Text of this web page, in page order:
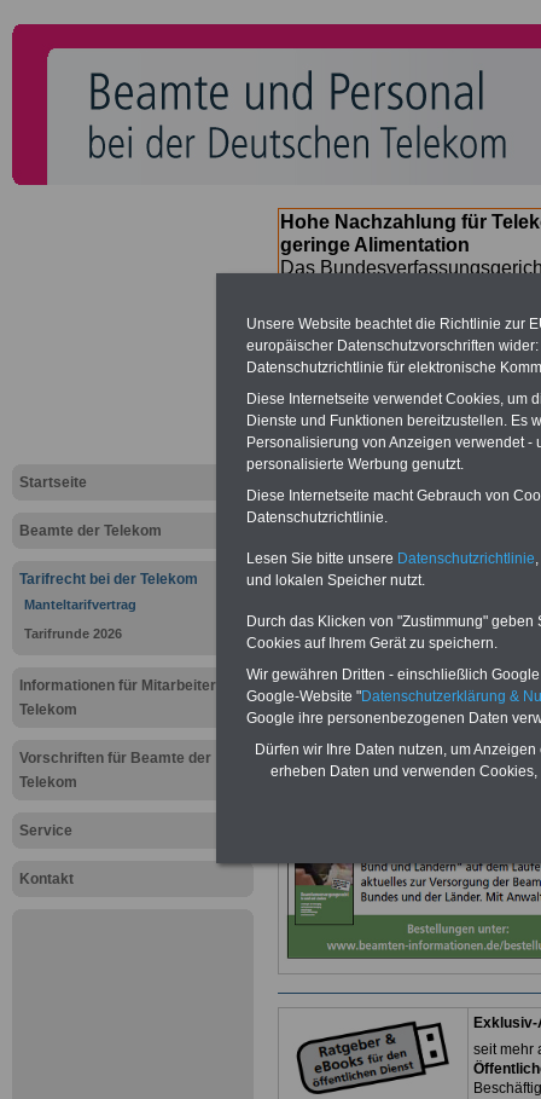
Startseite
Beamte der Telekom
Tarifrecht bei der Telekom
Manteltarifvertrag
Tarifrunde 2026
Informationen für Mitarbeiter der
Telekom
Vorschriften für Beamte der
Telekom
Service
Kontakt
Hohe Nachzahlung für
geringe Alimentation
Das
Neuregelung der Besoldung
(Beamte &
Nachzahlungen
13.000 Euro, Der INFO-
heraus, die unmittelbar nach
der Bundesregierung
(Vor)Bestellung der Broschüre
Deutsche
Kraft-
Ratgeber für 7,50 Euro
seit mehr
Unsere Website beachtet die Richtlinie zur
europäischer Datenschutzvorschriften
Datenschutzrichtlinie für elektronische
Diese Internetseite verwendet Cookies, um
Dienste und Funktionen bereitzustellen. Es
Personalisierung von Anzeigen verwendet
personalisierte Werbung genutzt.
Diese Internetseite macht Gebrauch von
Datenschutzrichtlinie.
Lesen Sie bitte unsere Datenschutzrichtlinie
und lokalen Speicher nutzt.
Durch das Klicken von "Zustimmung"
Cookies auf Ihrem Gerät zu speichern.
Wir gewähren Dritten - einschließlich
Google-Website "Datenschutzerklärung &
Google ihre personenbezogenen Daten
Dürfen wir Ihre Daten nutzen, um
erheben Daten und verwenden